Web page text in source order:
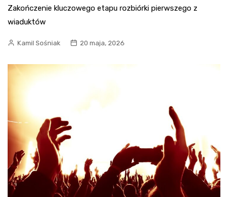
Zakończenie kluczowego etapu rozbiórki pierwszego z
wiaduktów
Kamil Sośniak 20 maja, 2026